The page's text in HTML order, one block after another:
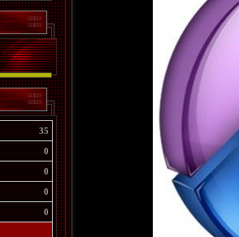
35
0
0
0
0